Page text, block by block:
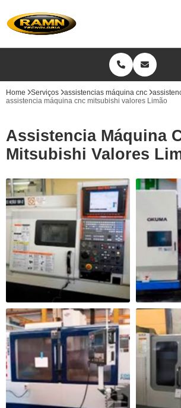
Home Serviços assistencias máquina cnc
assistencia máquina cnc mitsubishi valores Limão
Assistencia Máquina
Mitsubishi Valores